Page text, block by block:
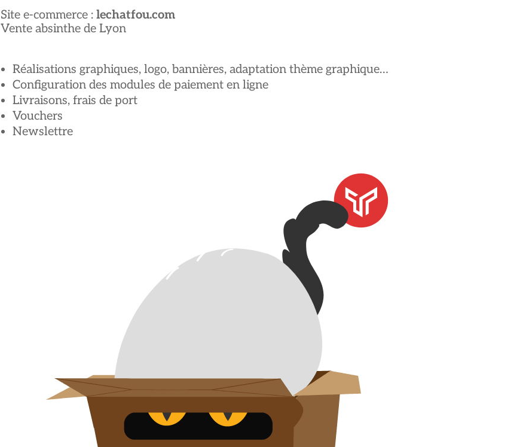
Site e-commerce :lechatfou.com
Vente absinthe de Lyon
Réalisations graphiques, logo, bannières, adaptation thème graphique…
Configuration des modules de paiement en ligne
Livraisons, frais de port
Vouchers
Newslettre